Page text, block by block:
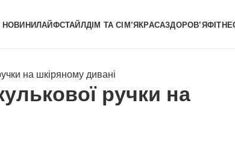
НОВИНИЛАЙФСТАЙЛДІМ ТА СІМ’ЯКРАСАЗДОРОВ’Я
на шкіряному дивані
ручки на